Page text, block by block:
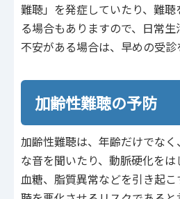
難聴」を発症していたり、難
る場合もありますので、日常
不安がある場合は、早めの受診
加齢性難聴の予防
加齢性難聴は、年齢だけでな
な音を聞いたり、動脈硬化を
血糖、脂質異常などを引き起